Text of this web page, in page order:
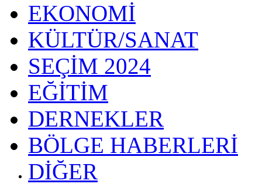
EKONOMİ
KÜLTÜR/SANAT
SEÇİM 2024
EĞİTİM
DERNEKLER
BÖLGE HABERLERİ
DİĞER